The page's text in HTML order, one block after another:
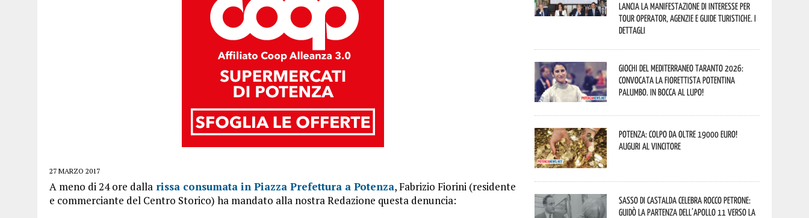
27 MARZO 2017
A meno di 24 ore dalla rissa consumata in Piazza Prefettura a Potenza, Fabrizio Fiorini (residente
e commerciante del Centro Storico) ha mandato alla nostra Redazione questa denuncia:
lancia la manifestazione di interesse per
Tour Operator, Agenzie e Guide Turistiche. I
dettagli
Giochi del Mediterraneo Taranto 2026:
convocata la fiorettista potentina
Palumbo. In bocca al lupo!
Potenza: colpo da oltre 19000 Euro!
Auguri al vincitore
Sasso di Castalda celebra Rocco Petrone:
guidò la partenza dell’Apollo 11 verso la